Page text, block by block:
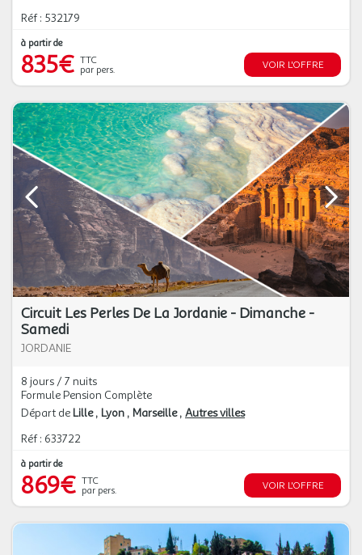
Réf : 532179
à partir de
835€ TTC
par pers.
VOIR L'OFFRE
Circuit Les Perles De La Jordanie - Dimanche -
Samedi
JORDANIE
8 jours / 7 nuits
Formule Pension Complète
Départ de Lille Lyon Marseille Autres villes
Réf : 633722
à partir de
869€ TTC
par pers.
VOIR L'OFFRE